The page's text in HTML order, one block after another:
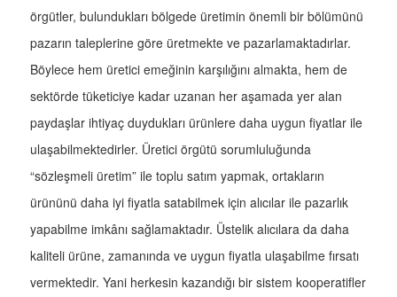
örgütler, bulundukları bölgede üretimin önemli bir bölümünü
pazarın taleplerine göre üretmekte ve pazarlamaktadırlar.
Böylece hem üretici emeğinin karşılığını almakta, hem de
sektörde tüketiciye kadar uzanan her aşamada yer alan
paydaşlar ihtiyaç duydukları ürünlere daha uygun fiyatlar ile
ulaşabilmektedirler. Üretici örgütü sorumluluğunda
“sözleşmeli üretim” ile toplu satım yapmak, ortakların
ürününü daha iyi fiyatla satabilmek için alıcılar ile pazarlık
yapabilme imkânı sağlamaktadır. Üstelik alıcılara da daha
kaliteli ürüne, zamanında ve uygun fiyatla ulaşabilme fırsatı
vermektedir. Yani herkesin kazandığı bir sistem kooperatifler